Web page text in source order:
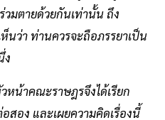
วมตายด้วยกันเท่านั้น ถึง
นว่า ท่านควรจะถือภรรยาเป็น
ง
น้าคณะราษฎรจึงได้เรียก
อง และเผยความคิดเรื่องนี้